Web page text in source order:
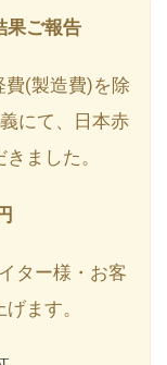
果ご報告
(製造費)を除
にて、日本赤
ました。
ター様・お客
ます。